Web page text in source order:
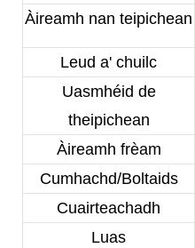
Àireamh nan teipichean
Leud a' chuilc
Uasmhéid de
theipichean
Àireamh frèam
Cumhachd/Boltaids
Cuairteachadh
Luas